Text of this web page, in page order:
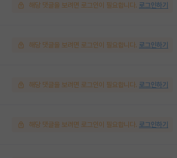
해당 댓글을 보려면 로그인이 필요합니다. 로그인하기
해당 댓글을 보려면 로그인이 필요합니다. 로그인하기
해당 댓글을 보려면 로그인이 필요합니다. 로그인하기
해당 댓글을 보려면 로그인이 필요합니다. 로그인하기